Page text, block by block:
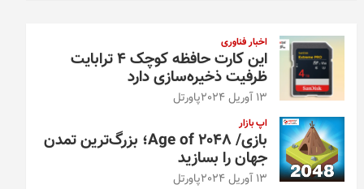
اخبار فناوری
این کارت حافظه کوچک ۴ ترابایت
ظرفیت ذخیره‌سازی دارد
13 آوریل 2024 پاورتل
اپ بازار
بازی/ Age of 2048؛ بزرگ‌ترین تمدن
جهان را بسازید
13 آوریل 2024 پاورتل